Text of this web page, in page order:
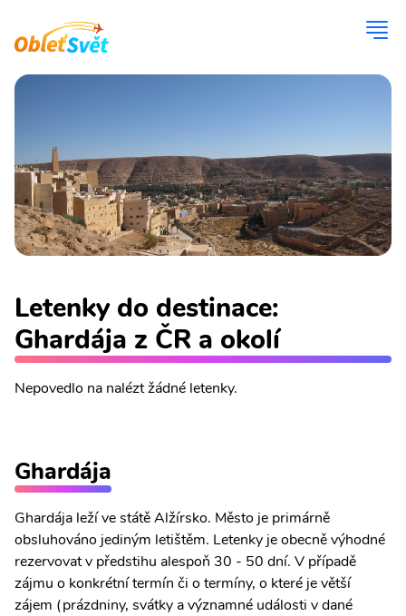
Letenky do destinace:
Ghardája z ČR a okolí
Nepovedlo na nalézt žádné letenky.
Ghardája
Ghardája leží ve státě Alžírsko. Město je primárně
obsluhováno jediným letištěm. Letenky je obecně výhodné
rezervovat v předstihu alespoň 30 - 50 dní. V případě
zájmu o konkrétní termín či o termíny, o které je větší
zájem (prázdniny, svátky a významné události v dané